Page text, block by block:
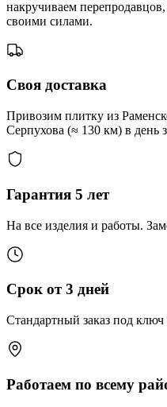
накручиваем
своими силами.
Своя доставка
Привозим плитку из
Серпухова (≈ 130 км) в день
Гарантия 5 лет
На все изделия и работы.
Срок от 3 дней
Стандартный заказ под
Работаем по всему